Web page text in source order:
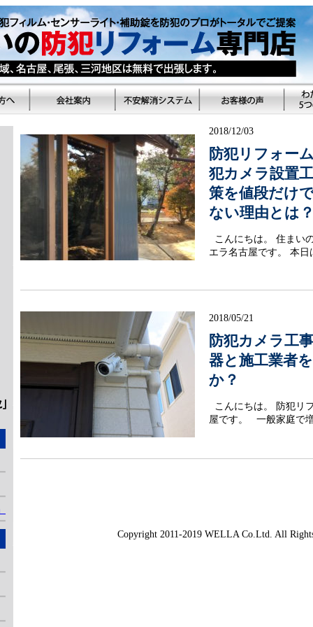
2018/12/03
防犯リフォー
犯カメラ設置
策を値段だけ
ない理由とは？
こんにちは。 住まい
エラ名古屋です。 本
2018/05/21
防犯カメラ工
器と施工業者
か？
こんにちは。 防犯リ
屋です。 一般家庭で
Copyright 2011-2019 WELLA Co.Ltd. All